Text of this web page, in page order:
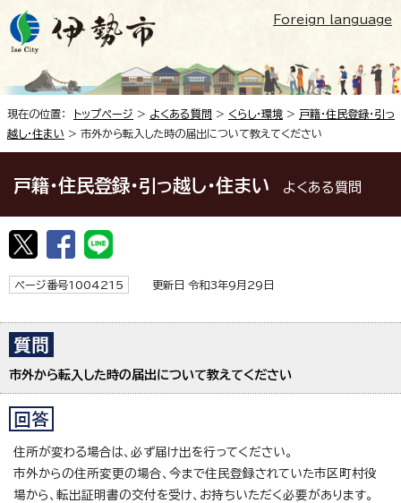
Foreign language
現在の位置： トップページ > よくある質問 > くらし・環境 > 戸籍・住民登録・引っ
越し・住まい > 市外から転入した時の届出について教えてください
戸籍・住民登録・引っ越し・住まい よくある質問
ページ番号1004215 更新日 令和3年9月29日
市外から転入した時の届出について教えてください
住所が変わる場合は、必ず届け出を行ってください。
市外からの住所変更の場合、今まで住民登録されていた市区町村役
場から、転出証明書の交付を受け、お持ちいただく必要があります。